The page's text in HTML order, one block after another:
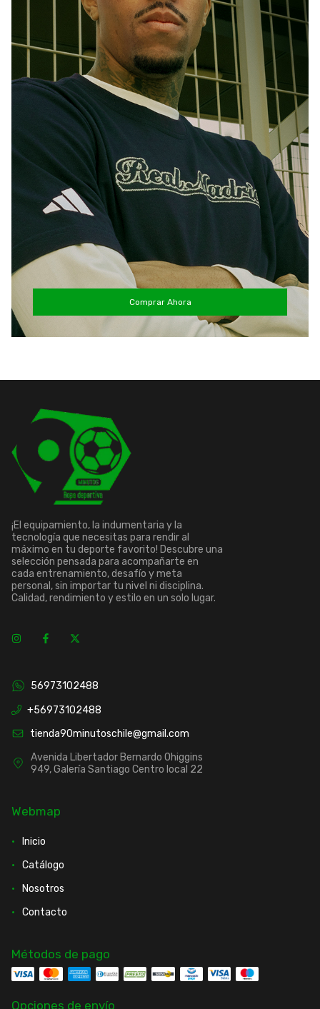
Comprar Ahora
¡El equipamiento, la indumentaria y la
tecnología que necesitas para rendir al
máximo en tu deporte favorito! Descubre una
selección pensada para acompañarte en
cada entrenamiento, desafío y meta
personal, sin importar tu nivel ni disciplina.
Calidad, rendimiento y estilo en un solo lugar.
56973102488
+56973102488
tienda90minutoschile@gmail.com
Avenida Libertador Bernardo Ohiggins
949, Galería Santiago Centro local 22
Webmap
Inicio
Catálogo
Nosotros
Contacto
Métodos de pago
Opciones de envío